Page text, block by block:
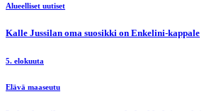
Alueelliset uutiset
Kalle Jussilan oma suosikki on Enkelini-kappale
5. elokuuta
Elävä maaseutu